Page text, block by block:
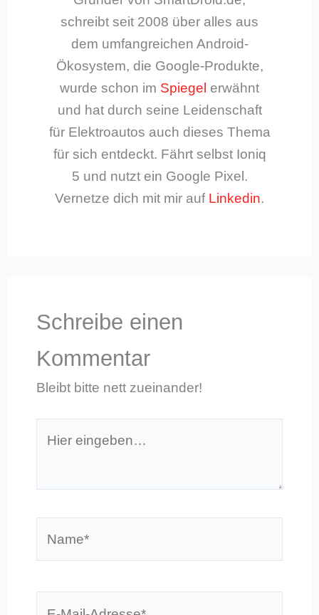
schreibt seit 2008 über alles aus
dem umfangreichen Android-
Ökosystem, die Google-Produkte,
wurde schon im Spiegel erwähnt
und hat durch seine Leidenschaft
für Elektroautos auch dieses Thema
für sich entdeckt. Fährt selbst Ioniq
5 und nutzt ein Google Pixel.
Vernetze dich mit mir auf Linkedin.
Schreibe einen
Kommentar
Bleibt bitte nett zueinander!
eingeben…